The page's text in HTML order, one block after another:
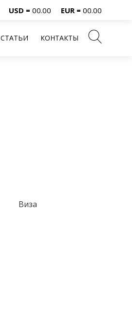
USD = 00.00 EUR = 00.00
СТАТЬИ КОНТАКТЫ
Виза